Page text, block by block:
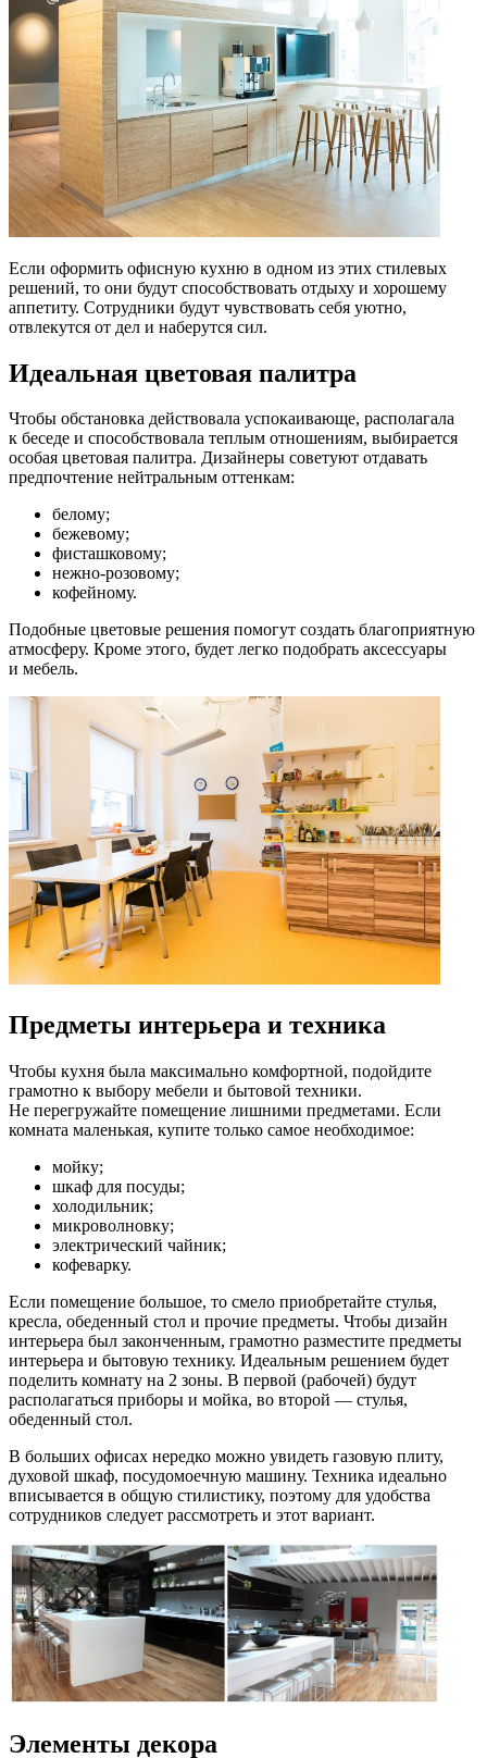
Если оформить офисную кухню в одном из этих стилевых
решений, то они будут способствовать отдыху и хорошему
аппетиту. Сотрудники будут чувствовать себя уютно,
отвлекутся от дел и наберутся сил.
Идеальная цветовая палитра
Чтобы обстановка действовала успокаивающе, располагала
к беседе и способствовала теплым отношениям, выбирается
особая цветовая палитра. Дизайнеры советуют отдавать
предпочтение нейтральным оттенкам:
белому;
бежевому;
фисташковому;
нежно-розовому;
кофейному.
Подобные цветовые решения помогут создать благоприятную
атмосферу. Кроме этого, будет легко подобрать аксессуары
и мебель.
Предметы интерьера и техника
Чтобы кухня была максимально комфортной, подойдите
грамотно к выбору мебели и бытовой техники.
Не перегружайте помещение лишними предметами. Если
комната маленькая, купите только самое необходимое:
мойку;
шкаф для посуды;
холодильник;
микроволновку;
электрический чайник;
кофеварку.
Если помещение большое, то смело приобретайте стулья,
кресла, обеденный стол и прочие предметы. Чтобы дизайн
интерьера был законченным, грамотно разместите предметы
интерьера и бытовую технику. Идеальным решением будет
поделить комнату на 2 зоны. В первой (рабочей) будут
располагаться приборы и мойка, во второй — стулья,
обеденный стол.
В больших офисах нередко можно увидеть газовую плиту,
духовой шкаф, посудомоечную машину. Техника идеально
вписывается в общую стилистику, поэтому для удобства
сотрудников следует рассмотреть и этот вариант.
Элементы декора